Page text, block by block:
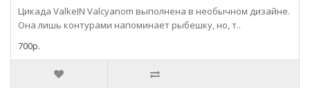
Цикада ValkeIN Valcyanom выполнена в необычном дизайне.
Она лишь контурами напоминает рыбешку, но, т..
700р.